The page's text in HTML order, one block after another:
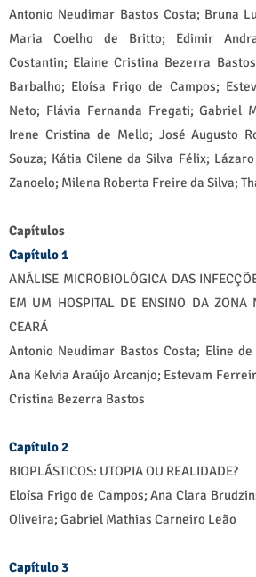
Antonio Neudimar Bastos Costa; Bruna
Maria Coelho de Britto; Edimir
Costantin; Elaine Cristina Bezerra
Barbalho; Eloísa Frigo de Campos;
Neto; Flávia Fernanda Fregati; Gabriel
Irene Cristina de Mello; José Augusto
Souza; Kátia Cilene da Silva Félix;
Zanoelo; Milena Roberta Freire da Silva;
Capítulos
Capítulo 1
ANÁLISE MICROBIOLÓGICA DAS
EM UM HOSPITAL DE ENSINO DA ZONA
CEARÁ
Antonio Neudimar Bastos Costa; Eline
Ana Kelvia Araújo Arcanjo; Estevam
Cristina Bezerra Bastos
Capítulo 2
BIOPLÁSTICOS: UTOPIA OU REALIDADE?
Eloísa Frigo de Campos; Ana Clara
Oliveira; Gabriel Mathias Carneiro Leão
Capítulo 3